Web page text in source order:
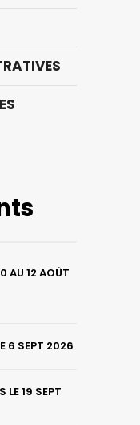
AU 12 AOÛT
6 SEPT 2026
LE 19 SEPT